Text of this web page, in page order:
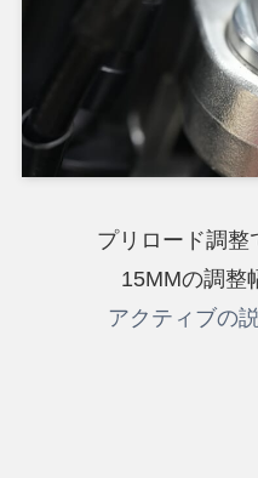
プリロード調整
15MMの調整
アクティブの